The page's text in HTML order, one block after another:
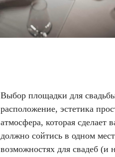
Выбор площадки для
расположение, эстетика
атмосфера, которая
должно сойтись в одном
возможностях для свадеб (и